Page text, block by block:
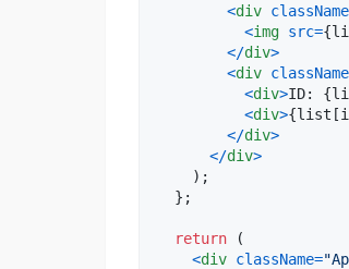
<div className
<img src={
</div>
<div className
<div>ID: {
<div>{list [
</div>
</div>
) ;
} ;
return
(
<div className=